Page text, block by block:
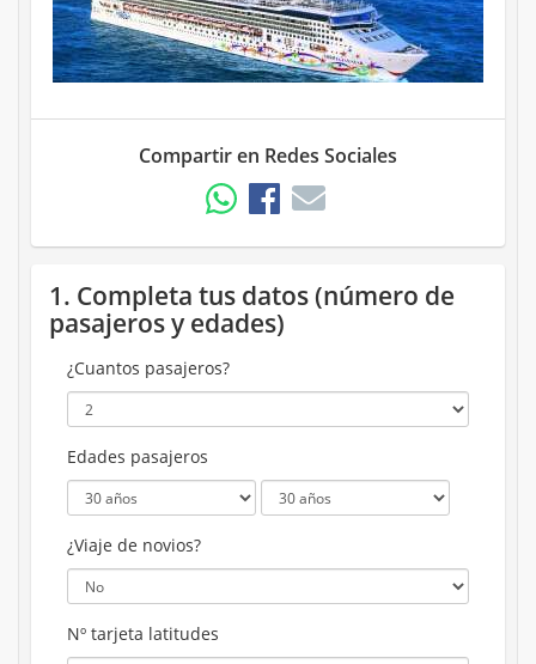
Compartir en Redes Sociales
1. Completa tus datos (número de
pasajeros y edades)
¿Cuantos pasajeros?
Edades pasajeros
¿Viaje de novios?
Nº tarjeta latitudes